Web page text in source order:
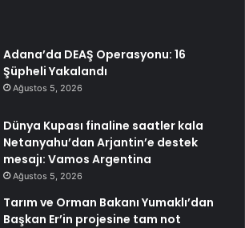
Adana’da DEAŞ Operasyonu: 16
Şüpheli Yakalandı
Ağustos 5, 2026
Dünya Kupası finaline saatler kala
Netanyahu’dan Arjantin’e destek
mesajı: Vamos Argentina
Ağustos 5, 2026
Tarım ve Orman Bakanı Yumaklı’dan
Başkan Er’in projesine tam not